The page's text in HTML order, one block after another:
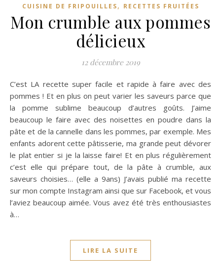
CUISINE DE FRIPOUILLES, RECETTES FRUITÉES
Mon crumble aux pommes
délicieux
12 décembre 2019
C’est LA recette super facile et rapide à faire avec des
pommes ! Et en plus on peut varier les saveurs parce que
la pomme sublime beaucoup d’autres goûts. J’aime
beaucoup le faire avec des noisettes en poudre dans la
pâte et de la cannelle dans les pommes, par exemple. Mes
enfants adorent cette pâtisserie, ma grande peut dévorer
le plat entier si je la laisse faire! Et en plus régulièrement
c’est elle qui prépare tout, de la pâte à crumble, aux
saveurs choisies… (elle a 9ans) J’avais publié ma recette
sur mon compte Instagram ainsi que sur Facebook, et vous
l’aviez beaucoup aimée. Vous avez été très enthousiastes
à…
LIRE LA SUITE